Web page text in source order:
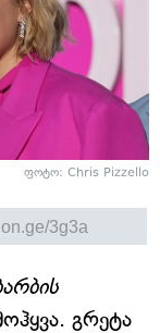
ფოტო: Chris Pizzello
გრეტა